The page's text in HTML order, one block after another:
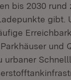
bis 2030
gibt.
und
urbaner